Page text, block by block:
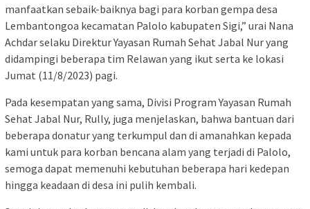
manfaatkan sebaik-baiknya bagi para korban gempa desa
Lembantongoa kecamatan Palolo kabupaten Sigi,” urai Nana
Achdar selaku Direktur Yayasan Rumah Sehat Jabal Nur yang
didampingi beberapa tim Relawan yang ikut serta ke lokasi
Jumat (11/8/2023) pagi.
Pada kesempatan yang sama, Divisi Program Yayasan Rumah
Sehat Jabal Nur, Rully, juga menjelaskan, bahwa bantuan dari
beberapa donatur yang terkumpul dan di amanahkan kepada
kami untuk para korban bencana alam yang terjadi di Palolo,
semoga dapat memenuhi kebutuhan beberapa hari kedepan
hingga keadaan di desa ini pulih kembali.